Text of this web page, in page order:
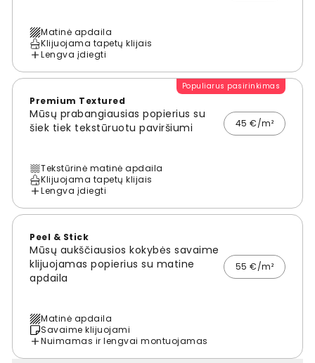
Matinė apdaila
Klijuojama tapetų klijais
Lengva įdiegti
Populiarus pasirinkimas
Premium Textured
Mūsų prabangiausias popierius su
šiek tiek tekstūruotu paviršiumi
45 €/m²
Tekstūrinė matinė apdaila
Klijuojama tapetų klijais
Lengva įdiegti
Peel & Stick
Mūsų aukščiausios kokybės savaime
klijuojamas popierius su matine
apdaila
55 €/m²
Matinė apdaila
Savaime klijuojami
Nuimamas ir lengvai montuojamas